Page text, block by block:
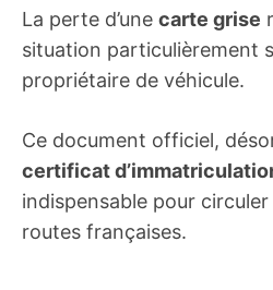
La perte d’une carte grise
situation particulièrement
propriétaire de véhicule.
Ce document officiel,
certificat
indispensable pour
routes françaises.